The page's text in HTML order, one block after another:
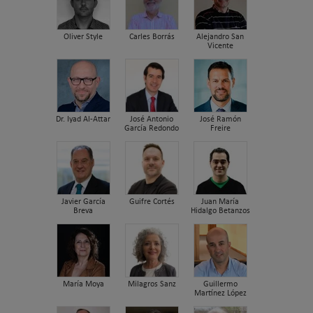
Oliver Style Carles Borrás
Alejandro San
Vicente
Dr. Iyad Al-Attar
José Antonio
García Redondo
José Ramón
Freire
Javier García
Breva
Guifre Cortés
Juan María
Hidalgo Betanzos
María Moya Milagros Sanz
Guillermo
Martínez López